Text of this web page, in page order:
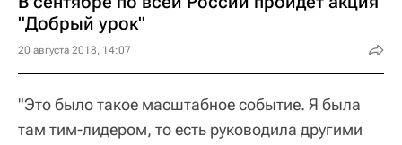
"Добрый урок"
20 августа 2018, 14:07
"Это было такое масштабное событие. Я была
там тим-лидером, то есть руководила другими